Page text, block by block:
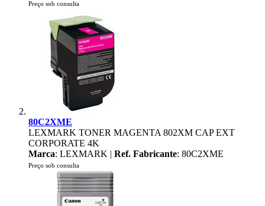
Preço sob consulta
80C2XME
LEXMARK TONER MAGENTA 802XM CAP EXT
CORPORATE 4K
Marca: LEXMARK | Ref. Fabricante: 80C2XME
Preço sob consulta